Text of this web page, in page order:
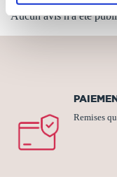
Aucun avis n'a été
Remises